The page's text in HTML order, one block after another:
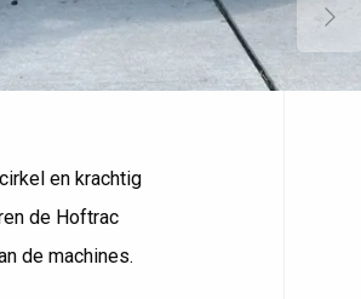
15+ jaar ervaring
en krachtig
de Hoftrac
de machines.